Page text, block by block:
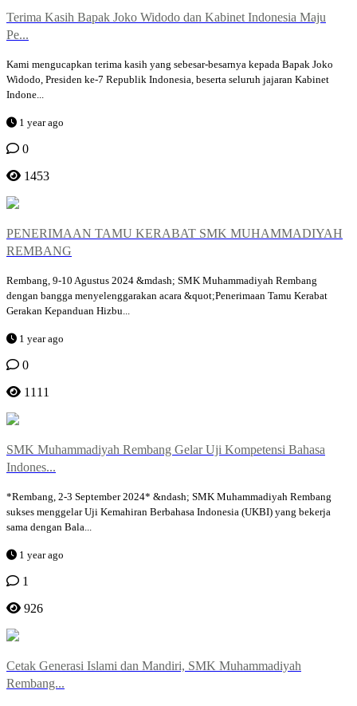
Terima Kasih Bapak Joko Widodo dan Kabinet Indonesia Maju
Pe...
Kami mengucapkan terima kasih yang sebesar-besarnya kepada Bapak Joko
Widodo, Presiden ke-7 Republik Indonesia, beserta seluruh jajaran Kabinet
Indone...
1 year ago
0
1453
PENERIMAAN TAMU KERABAT SMK MUHAMMADIYAH
REMBANG
Rembang, 9-10 Agustus 2024 &mdash; SMK Muhammadiyah Rembang
dengan bangga menyelenggarakan acara &quot;Penerimaan Tamu Kerabat
Gerakan Kepanduan Hizbu...
1 year ago
0
1111
SMK Muhammadiyah Rembang Gelar Uji Kompetensi Bahasa
Indones...
*Rembang, 2-3 September 2024* &ndash; SMK Muhammadiyah Rembang
sukses menggelar Uji Kemahiran Berbahasa Indonesia (UKBI) yang bekerja
sama dengan Bala...
1 year ago
1
926
Cetak Generasi Islami dan Mandiri, SMK Muhammadiyah
Rembang...